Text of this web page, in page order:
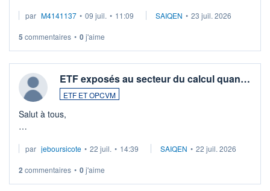
par M4141137 • 09 juil. • 11:09 SAIQEN • 23 juil. 2026
5 commentaires • 0j'aime
ETF exposés au secteur du calcul quan…
ETF ET OPCVM
Salut à tous,
via un ETF plutôt que des actions individuelles.
Idéalement, je voudrais qu'il soit éligible au PEA.
par jeboursicote • 22 juil. • 14:39 SAIQEN • 22 juil. 2026
2 commentaires • 0j'aime